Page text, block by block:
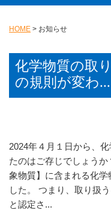
HOME > お知らせ
化学物質の取
の規則が変わ...
2024年４月１日から、
たのはご存じでしょう
象物質】に含まれる化
した。 つまり、取り扱
と認定さ...